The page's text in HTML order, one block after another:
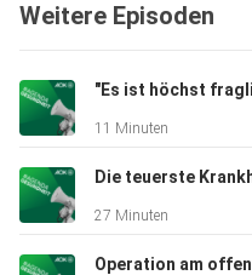
Epigenetik,
Auswirkungen von
Nikotinkonsum
auf die Gesundheit von
gibt
praktische Einblicke in die
Herausforderungen es an
Weitere Episoden
11 Minuten
Die teuerste
27 Minuten